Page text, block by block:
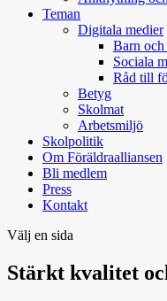
Teman
Digitala medier
Barn
Sociala
Råd till
Betyg
Skolmat
Arbetsmiljö
Skolpolitik
Om Föräldraalliansen
Bli medlem
Press
Kontakt
Välj en sida
Stärkt kvalitet